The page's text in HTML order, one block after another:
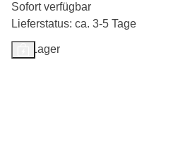
Sofort verfügbar
Lieferstatus: ca. 3-5 Tage
Auf Lager